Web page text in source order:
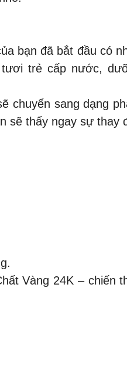
bạn đã bắt đầu có
tươi trẻ cấp nước,
chuyển sang dạng
sẽ thấy ngay sự thay
Vàng 24K – chiến